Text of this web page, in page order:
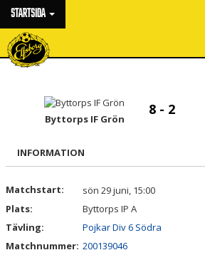
STARTSIDA
HEM
NYHETER
KONTAKT
KALENDER
BILDGALLERI
Byttorps IF Grön
8 - 2
INFORMATION
Matchstart:
sön 29 juni, 15:00
Plats:
Byttorps IP A
Tävling:
Pojkar Div 6 Södra
Matchnummer: 200139046